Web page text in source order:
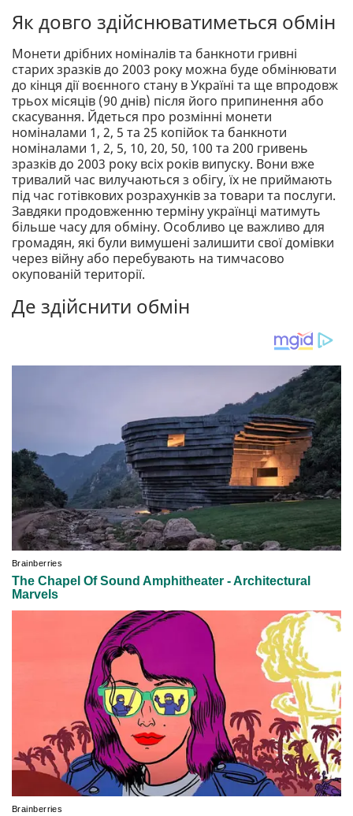
Як довго здійснюватиметься обмін
Монети дрібних номіналів та банкноти гривні
старих зразків до 2003 року можна буде обмінювати
до кінця дії воєнного стану в Україні та ще впродовж
трьох місяців (90 днів) після його припинення або
скасування. Йдеться про розмінні монети
номіналами 1, 2, 5 та 25 копійок та банкноти
номіналами 1, 2, 5, 10, 20, 50, 100 та 200 гривень
зразків до 2003 року всіх років випуску. Вони вже
тривалий час вилучаються з обігу, їх не приймають
під час готівкових розрахунків за товари та послуги.
Завдяки продовженню терміну українці матимуть
більше часу для обміну. Особливо це важливо для
громадян, які були вимушені залишити свої домівки
через війну або перебувають на тимчасово
окупованій території.
Де здійснити обмін